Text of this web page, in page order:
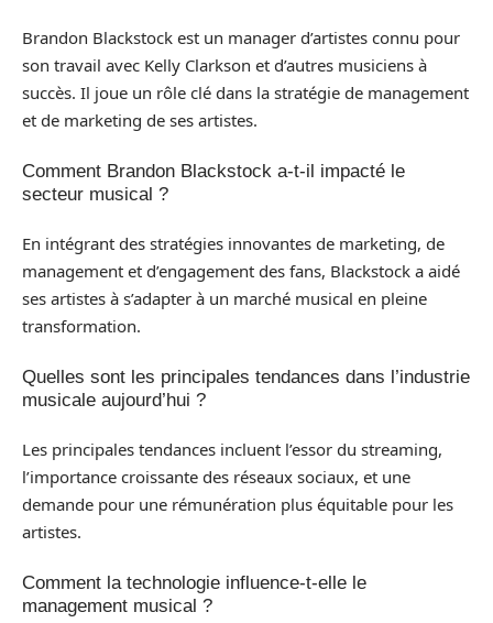
Brandon Blackstock est un manager d’artistes connu pour
son travail avec Kelly Clarkson et d’autres musiciens à
succès. Il joue un rôle clé dans la stratégie de management
et de marketing de ses artistes.
Comment Brandon Blackstock a-t-il impacté le
secteur musical ?
En intégrant des stratégies innovantes de marketing, de
management et d’engagement des fans, Blackstock a aidé
ses artistes à s’adapter à un marché musical en pleine
transformation.
Quelles sont les principales tendances dans l’industrie
musicale aujourd’hui ?
Les principales tendances incluent l’essor du streaming,
l’importance croissante des réseaux sociaux, et une
demande pour une rémunération plus équitable pour les
artistes.
Comment la technologie influence-t-elle le
management musical ?